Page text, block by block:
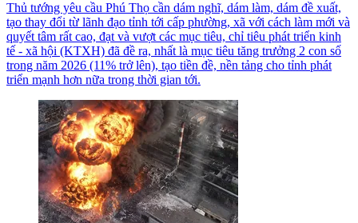
Thủ tướng yêu cầu Phú Thọ cần dám nghĩ, dám làm, dám đề xuất,
tạo thay đổi từ lãnh đạo tỉnh tới cấp phường, xã với cách làm mới và
quyết tâm rất cao, đạt và vượt các mục tiêu, chỉ tiêu phát triển kinh
tế - xã hội (KTXH) đã đề ra, nhất là mục tiêu tăng trưởng 2 con số
trong năm 2026 (11% trở lên), tạo tiền đề, nền tảng cho tỉnh phát
triển mạnh hơn nữa trong thời gian tới.